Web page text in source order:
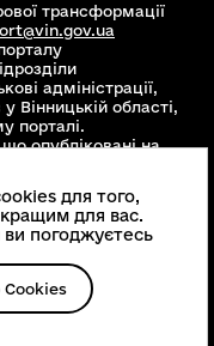
трансформації
адміністрації,
у Вінницькій області,
порталі.
опубліковані на
посилання
на офіційний сайт
.
Creative
якщо не
для того,
для вас.
погоджуєтесь
Cookies